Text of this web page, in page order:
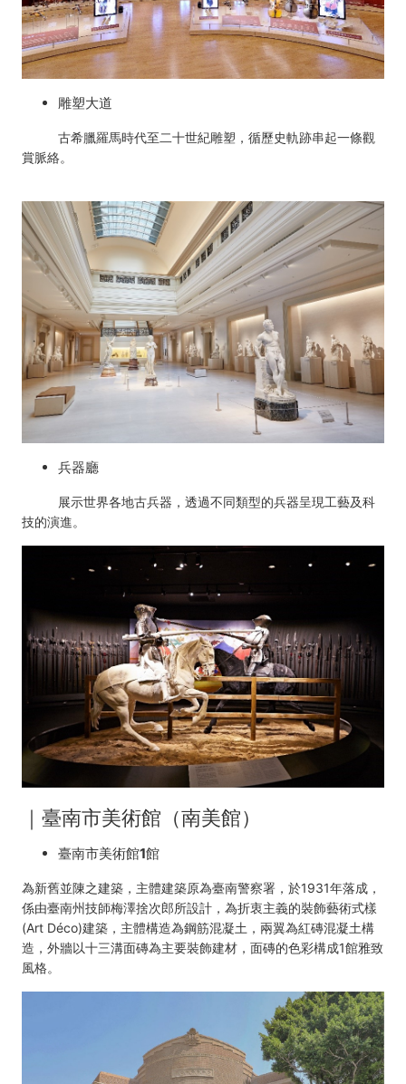
雕塑大道
古希臘羅馬時代至二十世紀雕塑，循歷史軌跡串起一條觀
賞脈絡。
兵器廳
展示世界各地古兵器，透過不同類型的兵器呈現工藝及科
技的演進。
｜臺南市美術館（南美館）
臺南市美術館1館
為新舊並陳之建築，主體建築原為臺南警察署，於1931年落成，
係由臺南州技師梅澤捨次郎所設計，為折衷主義的裝飾藝術式樣
(Art Déco)建築，主體構造為鋼筋混凝土，兩翼為紅磚混凝土構
造，外牆以十三溝面磚為主要裝飾建材，面磚的色彩構成1館雅致
風格。